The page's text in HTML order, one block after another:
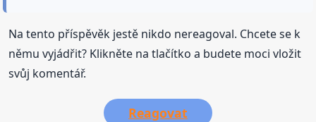
Na tento příspěvěk jestě nikdo nereagoval. Chcete se k
němu vyjádřit? Klikněte na tlačítko a budete moci vložit
svůj komentář.
Reagovat